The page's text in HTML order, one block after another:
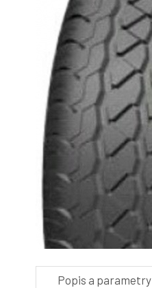
Popis a parametry